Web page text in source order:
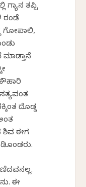
ಗ್ಯಾನ ತಪ್ಪಿ
ರಂಡೆ
ಗೋಪಾಲಿ,
ದೊಡ್ಡ
ಶಿವ ಈಗ
ಈ